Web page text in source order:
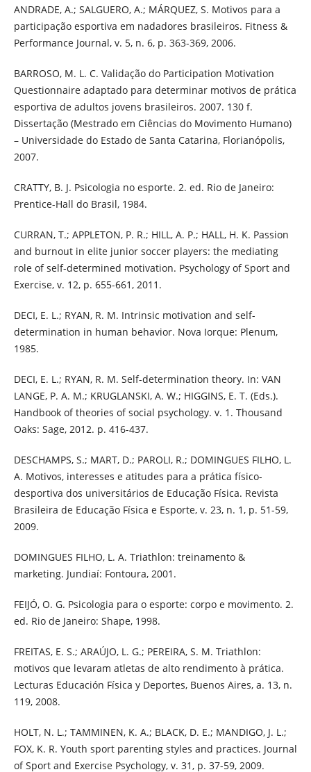
ANDRADE, A.; SALGUERO, A.; MÁRQUEZ, S. Motivos para a
participação esportiva em nadadores brasileiros. Fitness &
Performance Journal, v. 5, n. 6, p. 363-369, 2006.
BARROSO, M. L. C. Validação do Participation Motivation
Questionnaire adaptado para determinar motivos de prática
esportiva de adultos jovens brasileiros. 2007. 130 f.
Dissertação (Mestrado em Ciências do Movimento Humano)
– Universidade do Estado de Santa Catarina, Florianópolis,
2007.
CRATTY, B. J. Psicologia no esporte. 2. ed. Rio de Janeiro:
Prentice-Hall do Brasil, 1984.
CURRAN, T.; APPLETON, P. R.; HILL, A. P.; HALL, H. K. Passion
and burnout in elite junior soccer players: the mediating
role of self-determined motivation. Psychology of Sport and
Exercise, v. 12, p. 655-661, 2011.
DECI, E. L.; RYAN, R. M. Intrinsic motivation and self-
determination in human behavior. Nova Iorque: Plenum,
1985.
DECI, E. L.; RYAN, R. M. Self-determination theory. In: VAN
LANGE, P. A. M.; KRUGLANSKI, A. W.; HIGGINS, E. T. (Eds.).
Handbook of theories of social psychology. v. 1. Thousand
Oaks: Sage, 2012. p. 416-437.
DESCHAMPS, S.; MART, D.; PAROLI, R.; DOMINGUES FILHO, L.
A. Motivos, interesses e atitudes para a prática físico-
desportiva dos universitários de Educação Física. Revista
Brasileira de Educação Física e Esporte, v. 23, n. 1, p. 51-59,
2009.
DOMINGUES FILHO, L. A. Triathlon: treinamento &
marketing. Jundiaí: Fontoura, 2001.
FEIJÓ, O. G. Psicologia para o esporte: corpo e movimento. 2.
ed. Rio de Janeiro: Shape, 1998.
FREITAS, E. S.; ARAÚJO, L. G.; PEREIRA, S. M. Triathlon:
motivos que levaram atletas de alto rendimento à prática.
Lecturas Educación Física y Deportes, Buenos Aires, a. 13, n.
119, 2008.
HOLT, N. L.; TAMMINEN, K. A.; BLACK, D. E.; MANDIGO, J. L.;
FOX, K. R. Youth sport parenting styles and practices. Journal
of Sport and Exercise Psychology, v. 31, p. 37-59, 2009.